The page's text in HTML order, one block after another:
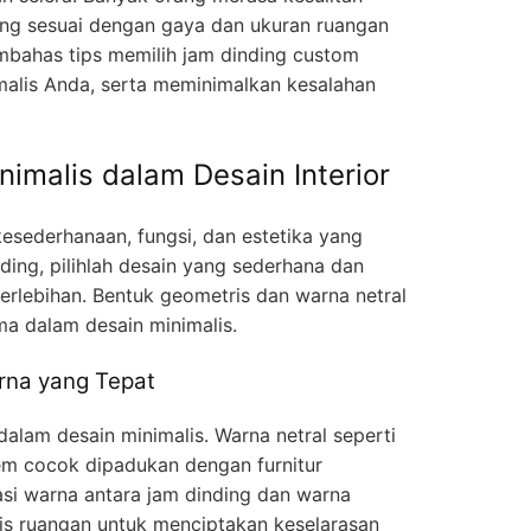
sesuai dengan gaya dan ukuran ruangan
tips memilih jam dinding custom
Anda, serta meminimalkan kesalahan
dalam Desain Interior
fungsi, dan estetika yang
pilihlah desain yang sederhana dan
Bentuk geometris dan warna netral
dalam desain minimalis.
yang Tepat
desain minimalis. Warna netral seperti
cocok dipadukan dengan furnitur
warna antara jam dinding dan warna
ruangan untuk menciptakan keselarasan